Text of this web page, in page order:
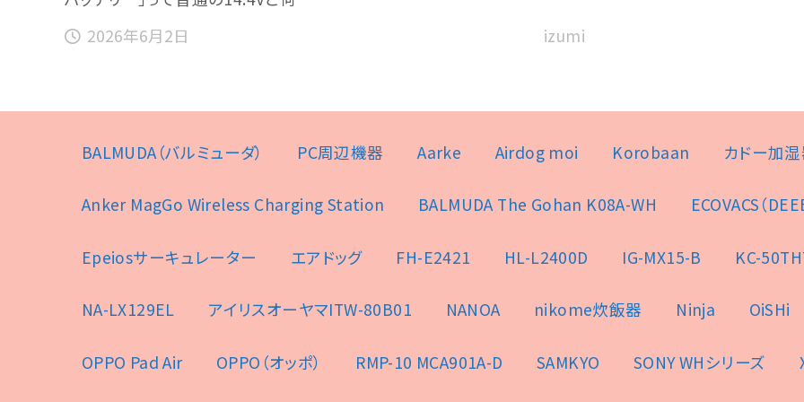
2026年6月2日
izumi
BALMUDA（バルミューダ） PC周辺機器 Aarke Airdog moi Korobaan カドー加
Anker MagGo Wireless Charging Station BALMUDA The Gohan K08A-WH ECOVACS（
Epeiosサーキュレーター エアドッグ FH-E2421 HL-L2400D IG-MX15-B KC-
NA-LX129EL アイリスオーヤマITW-80B01 NANOA nikome炊飯器 Ninja OiSHi
OPPO Pad Air OPPO（オッポ） RMP-10 MCA901A-D SAMKYO SONY WHシリーズ